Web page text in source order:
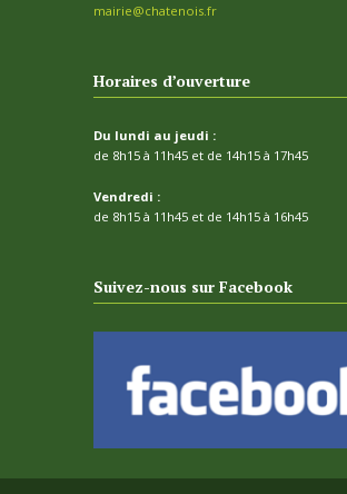
mairie@chatenois.fr
Horaires d’ouverture
Du lundi au jeudi :
de 8h15 à 11h45 et de 14h15 à 17h45
Vendredi :
de 8h15 à 11h45 et de 14h15 à 16h45
Suivez-nous sur Facebook